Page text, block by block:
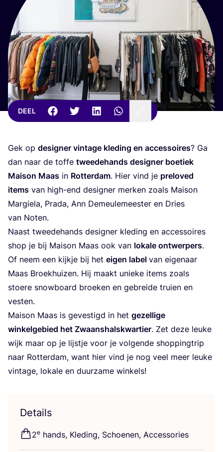
DEEL
Gek op desig­ner vin­ta­ge kle­ding en acces­soi­res? Ga
dan naar de tof­fe twee­de­hands desig­ner boe­tiek
Mai­son Maas in Rot­ter­dam. Hier vind je prel­oved
items van high-end desig­ner mer­ken zoals Mai­son
Mar­gie­la, Pra­da, Ann Demeu­le­mees­ter en Dries
van Noten.
Naast twee­de­hands desig­ner kle­ding en acces­soi­res
shop je bij Mai­son Maas ook van loka­le ont­wer­pers.
Of neem een kijk­je bij het eigen label van eige­naar
Maas Broek­hui­zen. Hij maakt unie­ke items zoals
stoe­re snow­board broe­ken en gebrei­de trui­en en
vesten.
Mai­son Maas is geves­tigd in het gezel­li­ge
win­kel­ge­bied het Zwaans­hals­kwar­tier. Zet deze leu­ke
wijk maar op je lijst­je voor je vol­gen­de shop­ping­trip
naar Rot­ter­dam, want hier vind je nog veel meer leu­ke
vin­ta­ge, loka­le en duur­za­me winkels!
Details
2e hands, Kle­ding, Schoe­nen, Accessories